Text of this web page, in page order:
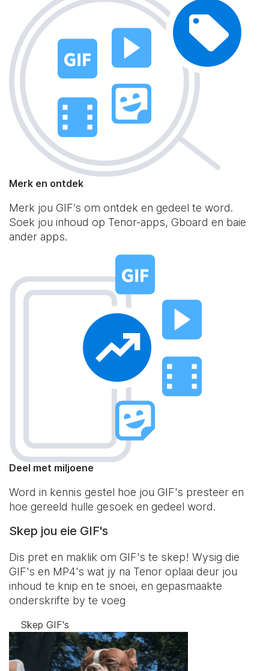
Merk en ontdek
Merk jou GIF’s om ontdek en gedeel te word.
Soek jou inhoud op Tenor-apps, Gboard en baie
ander apps.
Deel met miljoene
Word in kennis gestel hoe jou GIF's presteer en
hoe gereeld hulle gesoek en gedeel word.
Skep jou eie GIF's
Dis pret en maklik om GIF's te skep! Wysig die
GIF's en MP4's wat jy na Tenor oplaai deur jou
inhoud te knip en te snoei, en gepasmaakte
onderskrifte by te voeg
Skep GIF's